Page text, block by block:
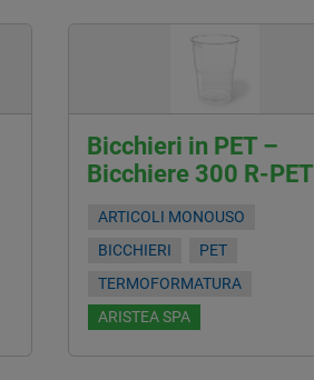
Bicchieri in PET –
Bicchiere 300 R-PET
ARTICOLI MONOUSO
BICCHIERI
PET
TERMOFORMATURA
ARISTEA SPA